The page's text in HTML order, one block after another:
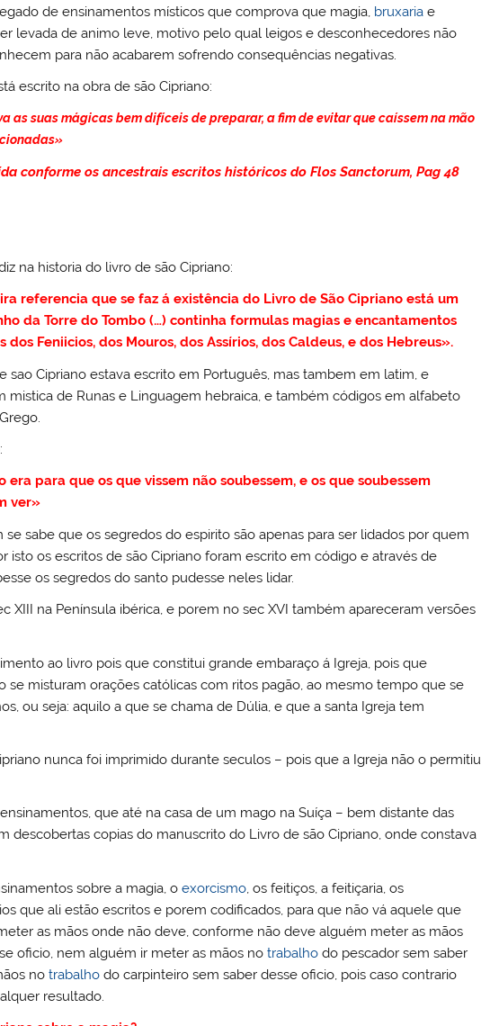
de ensinamentos místicos que comprova que magia, bruxaria e
levada de animo leve, motivo pelo qual leigos e desconhecedores não
para não acabarem sofrendo consequências negativas.
escrito na obra de são Cipriano:
as suas mágicas bem difíceis de preparar, a fim de evitar que caíssem na mão
conforme os ancestrais escritos históricos do Flos Sanctorum, Pag 48
na historia do livro de são Cipriano:
referencia que se faz á existência do Livro de São Cipriano está um
da Torre do Tombo (…) continha formulas magias e encantamentos
dos Feniicios, dos Mouros, dos Assírios, dos Caldeus, e dos Hebreus».
sao Cipriano estava escrito em Português, mas tambem em latim, e
mistica de Runas e Linguagem hebraica, e também códigos em alfabeto
era para que os que vissem não soubessem, e os que soubessem
ver»
se sabe que os segredos do espirito são apenas para ser lidados por quem
isto os escritos de são Cipriano foram escrito em código e através de
os segredos do santo pudesse neles lidar.
XIII na Península ibérica, e porem no sec XVI também apareceram versões
ao livro pois que constitui grande embaraço á Igreja, pois que
se misturam orações católicas com ritos pagão, ao mesmo tempo que se
ou seja: aquilo a que se chama de Dúlia, e que a santa Igreja tem
nunca foi imprimido durante seculos – pois que a Igreja não o permitiu
que até na casa de um mago na Suíça – bem distante das
descobertas copias do manuscrito do Livro de são Cipriano, onde constava
sobre a magia, oexorcismo, os feitiços, a feitiçaria, os
que ali estão escritos e porem codificados, para que não vá aquele que
as mãos onde não deve, conforme não deve alguém meter as mãos
oficio, nem alguém ir meter as mãos notrabalho do pescador sem saber
notrabalho do carpinteiro sem saber desse oficio, pois caso contrario
resultado.